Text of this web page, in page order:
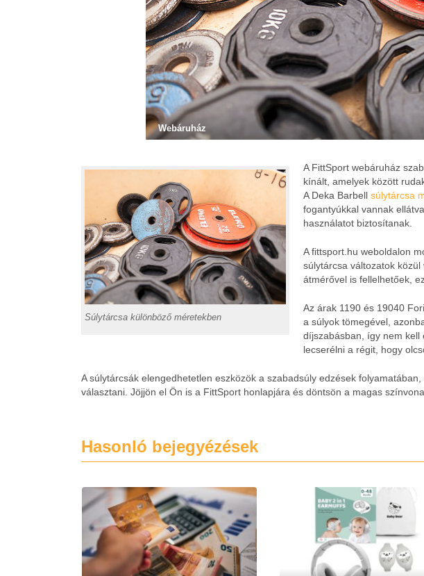
Webáruház
Súlytárcsa különböző méretekben
A FittSport webáruház
kínált, amelyek között
A Deka Barbellsúlytárcsa
fogantyúkkal vannak
használatot biztosítanak.
A fittsport.hu weboldalon
súlytárcsa változatok
átmérővel is fellelhetőek,
Az árak 1190 és 19040
a súlyok tömegével,
díjszabásban, így nem kell
lecserélni a régit, hogy
A súlytárcsák elengedhetetlen eszközök a szabadsúly edzések
választani. Jöjjön el Ön is a FittSport honlapjára és döntsön a magas
Hasonló bejegyézések